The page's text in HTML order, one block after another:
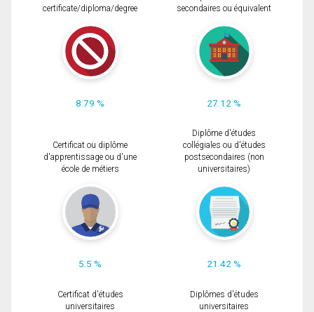
certificate/diploma/degree
8.79 %
secondaires ou équivalent
27.12 %
Certificat ou diplôme
d'apprentissage ou d'une
école de métiers
5.5 %
Diplôme d'études
collégiales ou d'études
postsecondaires (non
universitaires)
21.42 %
Certificat d'études
universitaires
Diplômes d'études
universitaires